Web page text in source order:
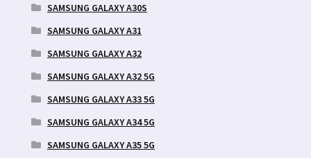
SAMSUNG GALAXY A30S
SAMSUNG GALAXY A31
SAMSUNG GALAXY A32
SAMSUNG GALAXY A32 5G
SAMSUNG GALAXY A33 5G
SAMSUNG GALAXY A34 5G
SAMSUNG GALAXY A35 5G